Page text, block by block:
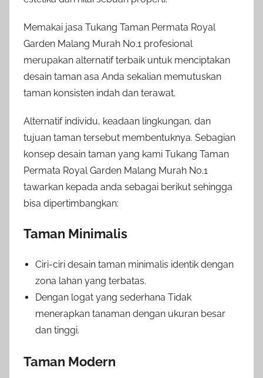
Memakai jasa Tukang Taman Permata Royal
Garden Malang Murah No.1 profesional
merupakan alternatif terbaik untuk menciptakan
desain taman asa Anda sekalian memutuskan
taman konsisten indah dan terawat.
Alternatif individu, keadaan lingkungan, dan
tujuan taman tersebut membentuknya. Sebagian
konsep desain taman yang kami Tukang Taman
Permata Royal Garden Malang Murah No.1
tawarkan kepada anda sebagai berikut sehingga
bisa dipertimbangkan:
Taman Minimalis
Ciri-ciri desain taman minimalis identik dengan
zona lahan yang terbatas.
Dengan logat yang sederhana Tidak
menerapkan tanaman dengan ukuran besar
dan tinggi.
Taman Modern